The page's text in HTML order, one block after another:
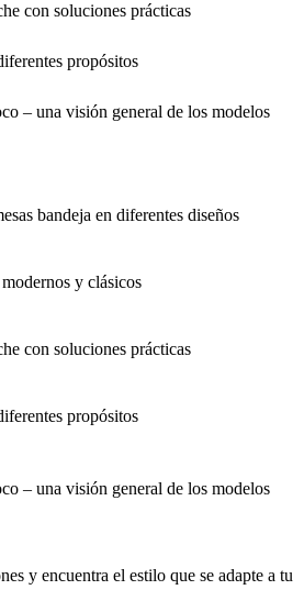
con soluciones prácticas
propósitos
– una visión general de los modelos
bandeja en diferentes diseños
y clásicos
con soluciones prácticas
propósitos
– una visión general de los modelos
y encuentra el estilo que se adapte a tu